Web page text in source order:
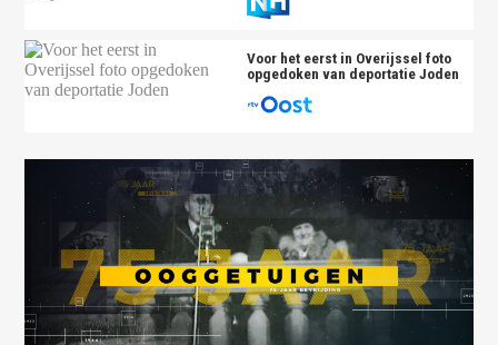
Voor het eerst in Overijssel foto
opgedoken van deportatie Joden